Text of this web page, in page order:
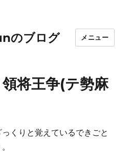
のブログ メニュー
将王争(テ勢麻
くりと覚えているできごと